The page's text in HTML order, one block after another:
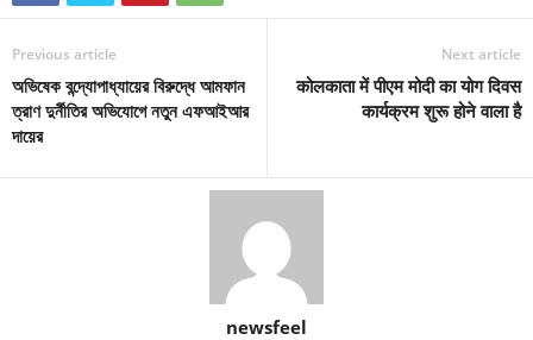
Previous article
অভিষেক বন্দ্যোপাধ্যায়ের বিরুদ্ধে আমফান
ত্রাণ দুর্নীতির অভিযোগে নতুন এফআইআর
দায়ের
Next article
कोलकाता में पीएम मोदी का योग दिवस
कार्यक्रम शुरू होने वाला है
newsfeel